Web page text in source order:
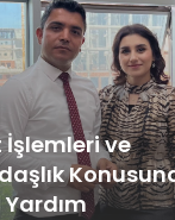
İşlemleri ve